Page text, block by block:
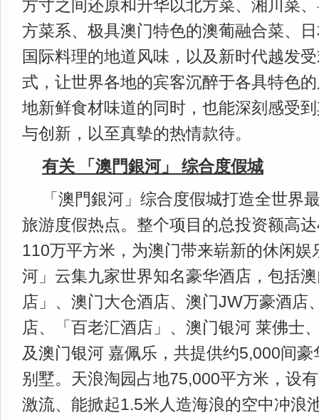
方寸之间还原和升华以北方菜、湘川菜
方菜系、极具澳门特色的澳葡融合菜、
国际料理的地道风味，以及新时代越发
式，让世界各地的宾客沉醉于各具特色
地新鲜食材味道的同时，也能深刻感受
与创新，以至真摰的热情款待。
有关 「澳門銀河」 综合度假城
「澳門銀河」综合度假城打造全世界
旅游度假热点。整个项目的总投资额高
110万平方米，为澳门带来崭新的休闲娱
河」云集九家世界知名豪华酒店，包括
店」、澳门大仓酒店、澳门JW万豪酒店
店、「百老汇酒店」、澳门银河 莱佛士
及澳门银河 嘉佩乐，共提供约5,000间
别墅。天浪淘园占地75,000平方米，设
激流、能掀起1.5米人造海浪的空中冲浪